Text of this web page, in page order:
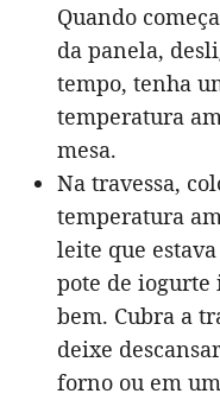
Quando
da panela,
tempo, tenha
temperatura
mesa.
Na travessa,
temperatura
leite que
pote de iogurte
bem. Cubra a
deixe
forno ou em